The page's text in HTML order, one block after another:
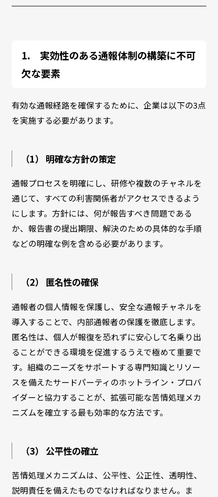
実効性のある通報体制の構築に不可
欠な要素
有効な通報経路を確保するために、企業は以下の3点
を実施する必要があります。
（1） 明確な方針の策定
通報プロセスを明確にし、研修や複数のチャネルを
通じて、すべての利害関係者がアクセスできるよう
にします。方針には、何が報告すべき問題である
か、報告書の提出期限、解決のための具体的な手順
などの明確な例を含める必要があります。
（2） 匿名性の確保
通報者の個人情報を保護し、安全な通報チャネルを
導入することで、内部通報者の保護を徹底します。
匿名性は、個人が報復を恐れずに安心して名乗り出
ることができる環境を促進するうえで極めて重要で
す。組織のニーズをサポートする専門知識とリソー
スを備えたサードパーティのホットライン・プロバ
イダーと協力することが、拡張可能な苦情処理メカ
ニズムを確立する最も効率的な方法です。
（3） 公平性の確立
苦情処理メカニズムは、公平性、公正性、透明性、
説明責任を備えたものでなければなりません。ま